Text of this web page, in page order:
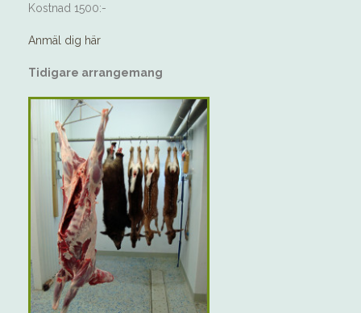
Kostnad 1500:-
Anmäl dig här
Tidigare arrangemang